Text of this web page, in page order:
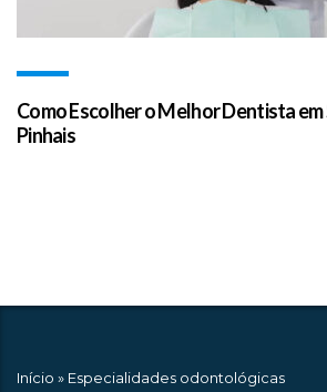
Como Escolher o Melhor Dentista em
Pinhais
Início » Especialidades odontológicas